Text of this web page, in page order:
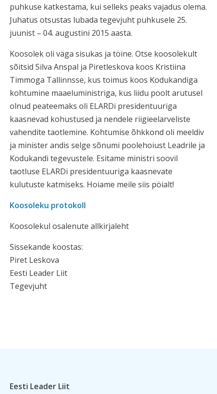
puhkuse katkestama, kui selleks peaks vajadus olema.
Juhatus otsustas lubada tegevjuht puhkusele 25.
juunist – 04. augustini 2015 aasta.
Koosolek oli väga sisukas ja töine. Otse koosolekult
sõitsid Silva Anspal ja Piretleskova koos Kristiina
Timmoga Tallinnsse, kus toimus koos Kodukandiga
kohtumine maaeluministriga, kus liidu poolt arutusel
olnud peateemaks oli ELARDi presidentuuriga
kaasnevad kohustused ja nendele riigieelarveliste
vahendite taotlemine. Kohtumise õhkkond oli meeldiv
ja minister andis selge sõnumi poolehoiust Leadrile ja
Kodukandi tegevustele. Esitame ministri soovil
taotluse ELARDi presidentuuriga kaasnevate
kulutuste katmiseks. Hoiame meile siis pöialt!
Koosoleku protokoll
Koosolekul osalenute allkirjaleht
Sissekande koostas:
Piret Leskova
Eesti Leader Liit
Tegevjuht
Eesti Leader Liit